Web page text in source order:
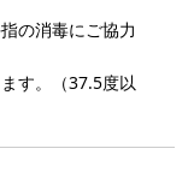
の消毒にご協力
す。（37.5度以